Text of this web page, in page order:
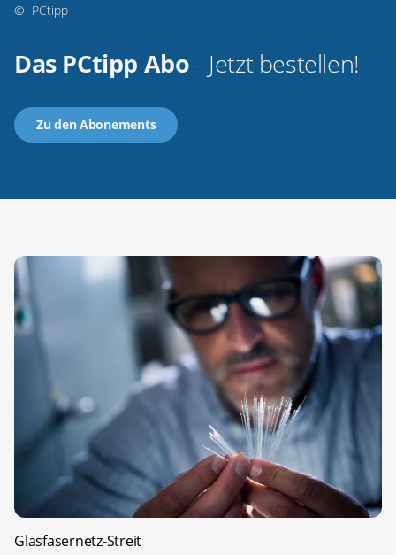
© PCtipp
Das PCtipp Abo - Jetzt bestellen!
Zu den Abonements
Glasfasernetz-Streit